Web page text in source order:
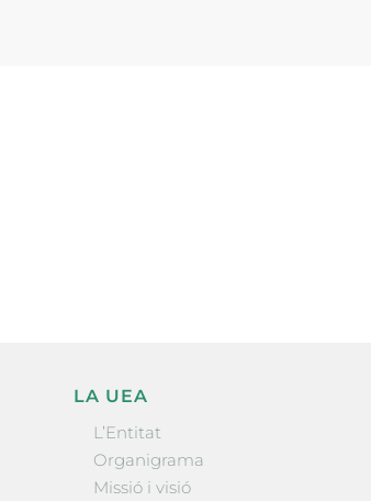
LA UEA
L’Entitat
Organigrama
Missió i visió